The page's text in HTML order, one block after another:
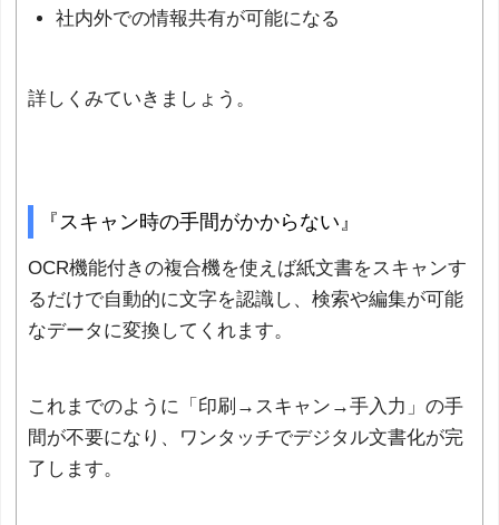
社内外での情報共有が可能になる
詳しくみていきましょう。
『スキャン時の手間がかからない』
OCR機能付きの複合機を使えば紙文書をスキャンす
るだけで自動的に文字を認識し、検索や編集が可能
なデータに変換してくれます。
これまでのように「印刷→スキャン→手入力」の手
間が不要になり、ワンタッチでデジタル文書化が完
了します。